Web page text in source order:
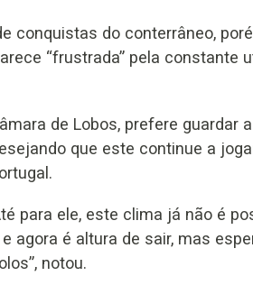
conquistas do conterrâneo,
“frustrada” pela constante
de Lobos, prefere guardar
que este continue a
para ele, este clima já não é
agora é altura de sair, mas
notou.